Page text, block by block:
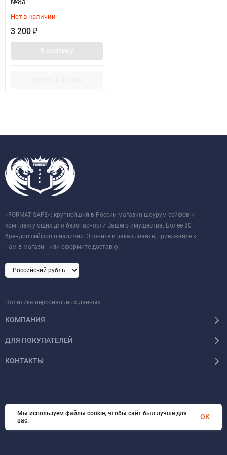
Нет в наличии
3 200 ₽
В корзину
«FORMAT SAFE»: крупнейший в России магазин-шоурум сейфов и
комплектующих для безопасности Вашего имущества. Более 80
брендов сейфов в наличии. Звоните и заказывайте, приезжайте к
нам в магазин или оформите доставку.
Политика персональных данных
КОМПАНИЯ
ДЛЯ ПОКУПАТЕЛЕЙ
КОНТАКТЫ
© 2026 Format-safe.ru Все права защищены
Мы используем файлы cookie, чтобы сайт был лучше для
вас.
OK